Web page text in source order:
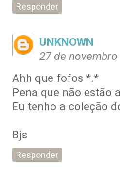
Responder
UNKNOWN
27 de novembro
Ahh que fofos *.*
Pena que não estão
Eu tenho a coleção
Bjs
Responder